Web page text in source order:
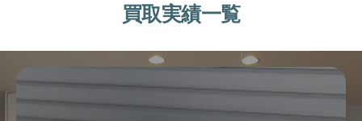
買取実績一覧